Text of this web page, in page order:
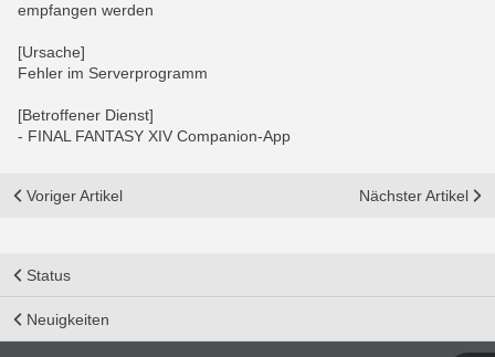
empfangen werden
[Ursache]
Fehler im Serverprogramm
[Betroffener Dienst]
- FINAL FANTASY XIV Companion-App
Voriger Artikel Nächster Artikel
Status
Neuigkeiten